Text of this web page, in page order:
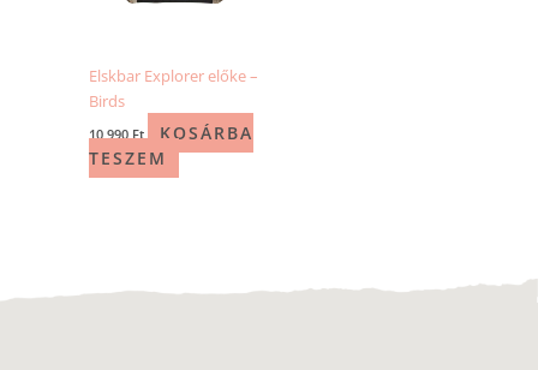
Elskbar Explorer előke –
Birds
10 990Ft
KOSÁRBA
TESZEM